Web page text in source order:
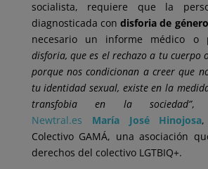
socialista, requiere que la
diagnosticada condisforia de género
necesario un informe médico o
disforia, que es el rechazo a tu cuerpo
porque nos condicionan a creer que
tu identidad sexual, existe en la
transfobia en la sociedad”,
Newtral.es María José Hinojosa,
Colectivo GAMÁ, una asociación
derechos del colectivo LGTBIQ+.